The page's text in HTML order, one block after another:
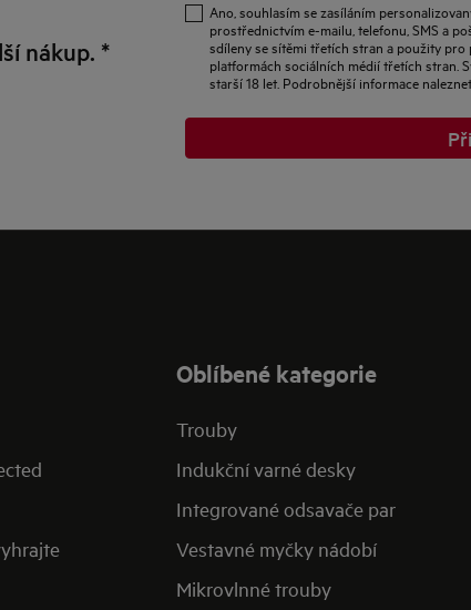
nákup. *
mailAno, souhlasím se zasíláním
prostřednictvím e-mailu, telefonu, SMS a
sdíleny se sítěmi třetích stran a použity
platformách sociálních médií třetích stran.
starší 18 let. Podrobnější informace
Oblíbené kategorie
Trouby
Indukční varné desky
Integrované odsavače par
Vestavné myčky nádobí
Mikrovlnné trouby